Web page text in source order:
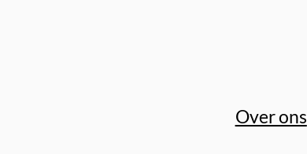
Over ons